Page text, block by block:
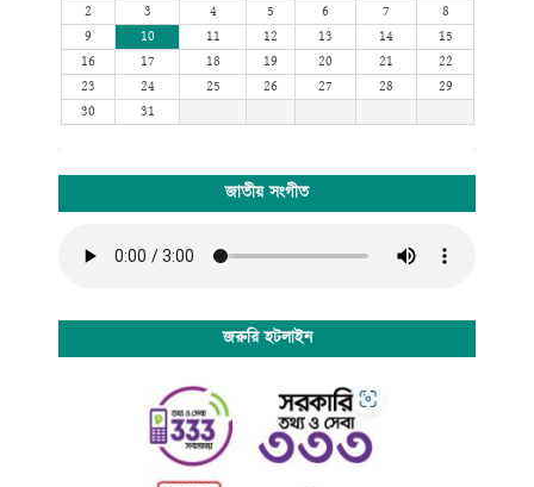
2
3 4 5 6 7
8
9
10 11 12 13 14
15
16
17 18 19 20 21
22
23
24 25 26 27 28
29
30
31
জাতীয় সংগীত
জরুরি হটলাইন